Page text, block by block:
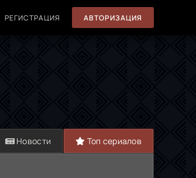
РЕГИСТРАЦИЯ АВТОРИЗАЦИЯ
Новости Топ сериалов